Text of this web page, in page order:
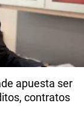
apuesta ser
contratos